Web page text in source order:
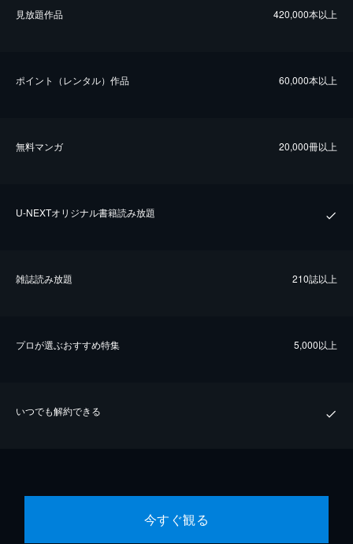
⾒放題作品 420,000本以上
ポイント（レンタル）作品 60,000本以上
無料マンガ 20,000冊以上
U-NEXTオリジナル書籍読み放題
雑誌読み放題 210誌以上
プロが選ぶおすすめ特集 5,000以上
いつでも解約できる
今すぐ観る